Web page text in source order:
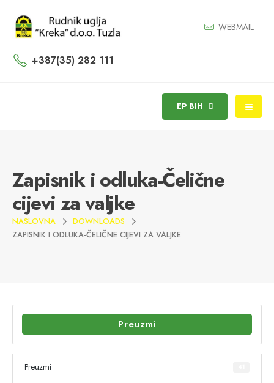
WEBMAIL
+387(35) 282 111
EP BIH
Zapisnik i odluka-Čelične
cijevi za valjke
NASLOVNA
DOWNLOADS
ZAPISNIK I ODLUKA-ČELIČNE CIJEVI ZA VALJKE
Preuzmi
Preuzmi